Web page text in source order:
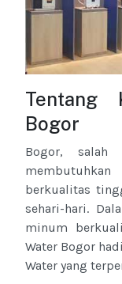
Tentang
Bogor
Bogor,
berkualitas
sehari-hari.
minum
Water Bogor
Water yang